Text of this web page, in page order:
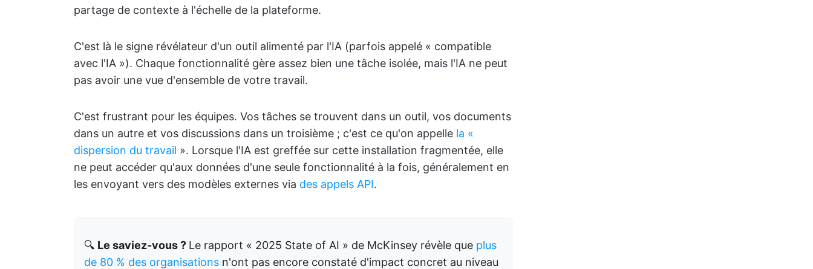
partage de contexte à l'échelle de la plateforme.
C'est là le signe révélateur d'un outil alimenté par l'IA (parfois appelé « compatible
avec l'IA »). Chaque fonctionnalité gère assez bien une tâche isolée, mais l'IA ne peut
pas avoir une vue d'ensemble de votre travail.
C'est frustrant pour les équipes. Vos tâches se trouvent dans un outil, vos documents
dans un autre et vos discussions dans un troisième ; c'est ce qu'on appelle la «
dispersion du travail ». Lorsque l'IA est greffée sur cette installation fragmentée, elle
ne peut accéder qu'aux données d'une seule fonctionnalité à la fois, généralement en
les envoyant vers des modèles externes via des appels API.
🔍 Le saviez-vous ? Le rapport « 2025 State of AI » de McKinsey révèle que plus
de 80 % des organisations n'ont pas encore constaté d'impact concret au niveau